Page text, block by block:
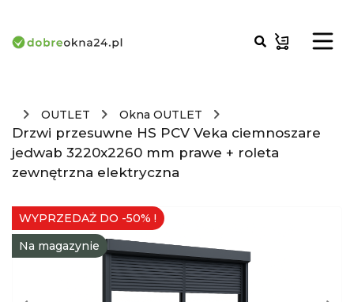
OUTLET Okna OUTLET
Drzwi przesuwne HS PCV Veka ciemnoszare
jedwab 3220x2260 mm prawe + roleta
zewnętrzna elektryczna
WYPRZEDAŻ DO -50% !
Na magazynie